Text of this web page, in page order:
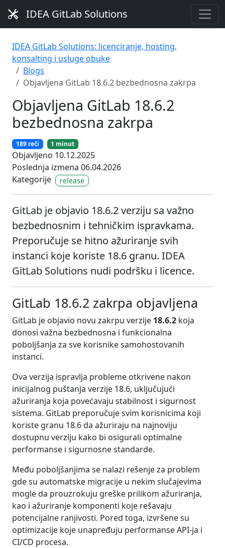
IDEA GitLab Solutions
IDEA GitLab Solutions: licenciranje, hosting,
konsalting i usluge obuke
Blogs
Objavljena GitLab 18.6.2 bezbednosna zakrpa
Objavljena GitLab 18.6.2
bezbednosna zakrpa
189 reči 1 minut
Objavljeno 10.12.2025
Poslednja izmena 06.04.2026
Kategorije
release
GitLab je objavio 18.6.2 verziju sa važno
bezbednosnim i tehničkim ispravkama.
Preporučuje se hitno ažuriranje svih
instanci koje koriste 18.6 granu. IDEA
GitLab Solutions nudi podršku i licence.
GitLab 18.6.2 zakrpa objavljena
GitLab je objavio novu zakrpu verzije 18.6.2 koja
donosi važna bezbednosna i funkcionalna
poboljšanja za sve korisnike samohostovanih
instanci.
Ova verzija ispravlja probleme otkrivene nakon
inicijalnog puštanja verzije 18.6, uključujući
ažuriranja koja povećavaju stabilnost i sigurnost
sistema. GitLab preporučuje svim korisnicima koji
koriste granu 18.6 da ažuriraju na najnoviju
dostupnu verziju kako bi osigurali optimalne
performanse i sigurnosne standarde.
Među poboljšanjima se nalazi rešenje za problem
gde su automatske migracije u nekim slučajevima
mogle da prouzrokuju greške prilikom ažuriranja,
kao i ažuriranje komponenti koje rešavaju
potencijalne ranjivosti. Pored toga, izvršene su
optimizacije koje unapređuju performanse API-ja i
CI/CD procesa.